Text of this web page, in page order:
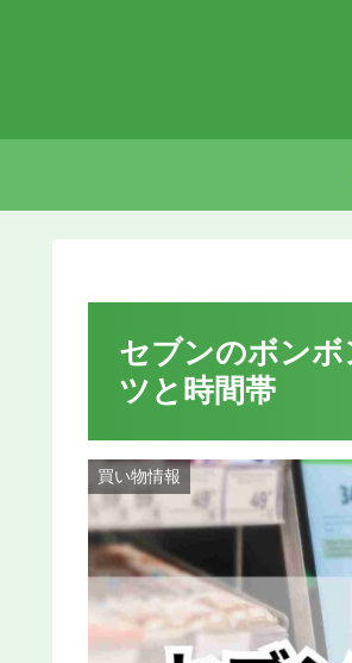
セブンのボン
ツと時間帯
買い物情報